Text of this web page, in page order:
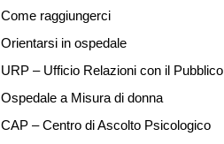
Come raggiungerci
Orientarsi in ospedale
URP – Ufficio Relazioni con il Pubblico
Ospedale a Misura di donna
CAP – Centro di Ascolto Psicologico